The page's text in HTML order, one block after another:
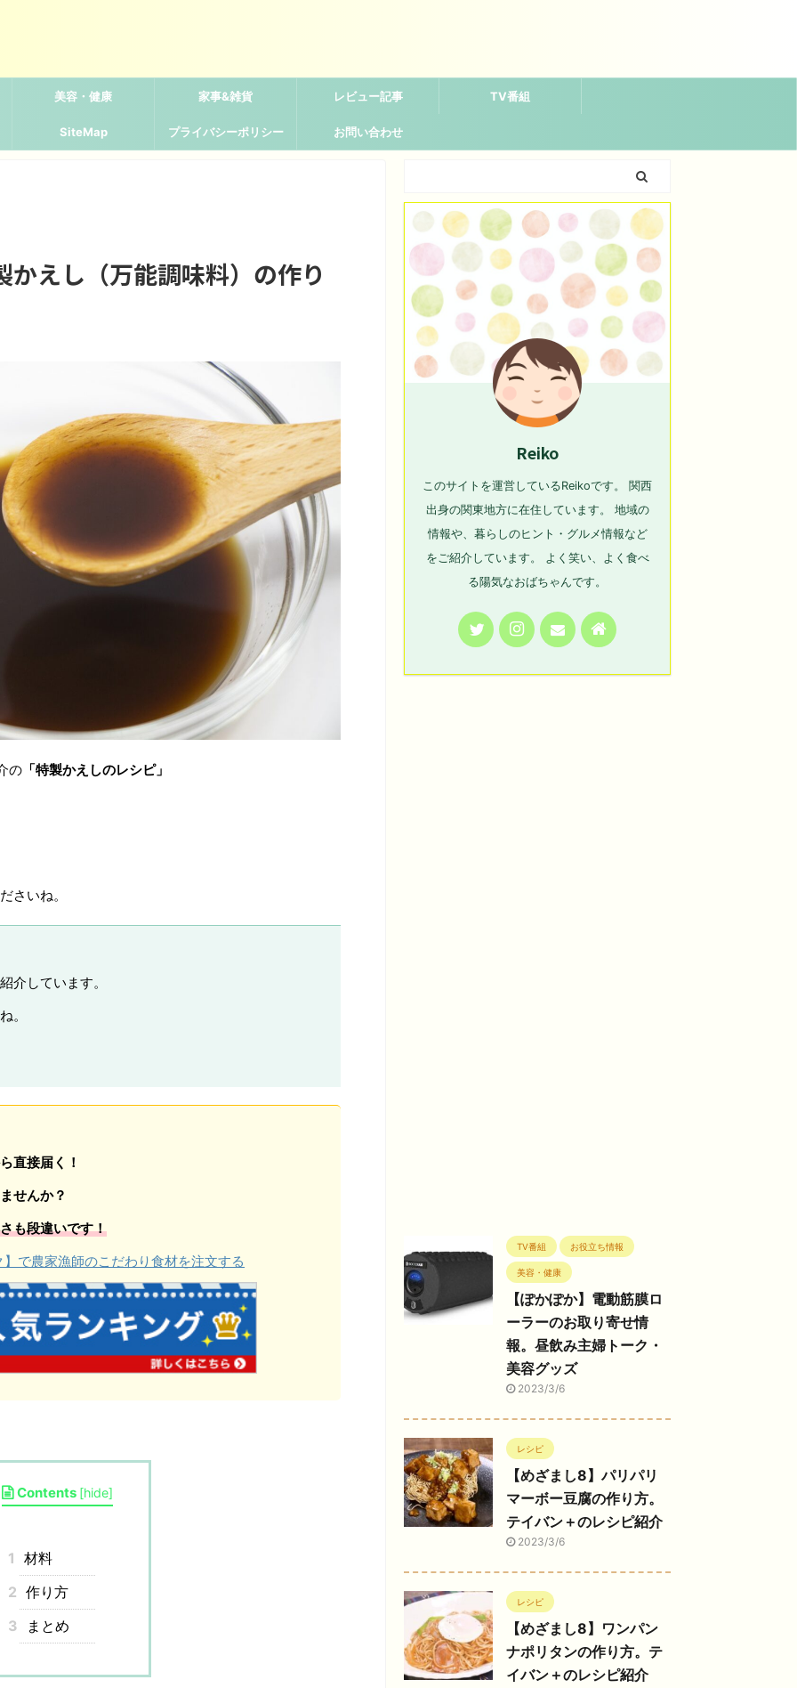
美容・健康 家事&雑貨 レビュー記事 TV番組
SiteMap プライバシーポリシー お問い合わせ
えし（万能調味料）の作り
の 「特製かえしのレシピ」
さいね。
介しています。
。
直接届く！
せんか？
も段違いです！
で農家漁師のこだわり食材を注文する
Contents [hide]
1 材料
2 作り方
3
まとめ
Reiko
このサイトを運営しているReikoです。 関西
出身の関東地方に在住しています。 地域の
情報や、暮らしのヒント・グルメ情報など
をご紹介しています。 よく笑い、よく食べ
る陽気なおばちゃんです。
TV番組 お役立ち情報
美容・健康
【ぽかぽか】電動筋膜ロ
ーラーのお取り寄せ情
報。昼飲み主婦トーク・
美容グッズ
2023/3/6
レシピ
【めざまし8】パリパリ
マーボー豆腐の作り方。
テイバン＋のレシピ紹介
2023/3/6
レシピ
【めざまし8】ワンパン
ナポリタンの作り方。テ
イバン＋のレシピ紹介